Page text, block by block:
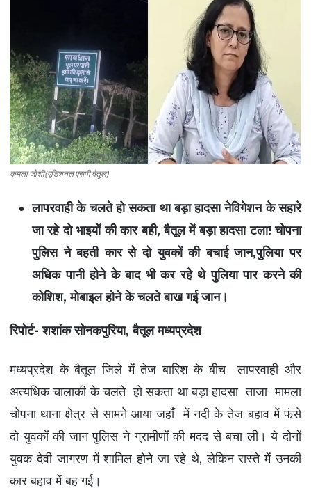
हाथरस न्यूज़
कासगंज न्यूज़
मथुरा न्यूज़
सहारनपुर न्यूज़
कन्नौज न्यूज़
अमेठी न्यूज़
मऊ न्यूज़
बाराबंकी न्यूज़
लखनऊ न्यूज़
वाराणसी न्यूज़
सीतापुर न्यूज़
बलरामपुर न्यूज़
हापुड़ न्यूज़
आगरा न्यूज़
बिजनौर न्यूज़
लखीमपुर- खीरी न्यूज़
अयोध्या न्यूज़
संत कबीर नगर
कमला जोशी(एडिशनल एसपी बैतूल)
लापरवाही के चलते हो सकता था बड़ा हादसा नेविगेशन के सहारे
जा रहे दो भाइयों की कार बही, बैतूल में बड़ा हादसा टला! चोपना
पुलिस ने बहती कार से दो युवकों की बचाई जान,पुलिया पर
अधिक पानी होने के बाद भी कर रहे थे पुलिया पार करने की
कोशिश, मोबाइल होने के चलते बाख गई जान।
रिपोर्ट- शशांक सोनकपुरिया, बैतूल मध्यप्रदेश
मध्यप्रदेश के बैतूल जिले में तेज बारिश के बीच लापरवाही और
अत्यधिक चालाकी के चलते हो सकता था बड़ा हादसा ताजा मामला
चोपना थाना क्षेत्र से सामने आया जहाँ में नदी के तेज बहाव में फंसे
दो युवकों की जान पुलिस ने ग्रामीणों की मदद से बचा ली। ये दोनों
युवक देवी जागरण में शामिल होने जा रहे थे, लेकिन रास्ते में उनकी
कार बहाव में बह गई।